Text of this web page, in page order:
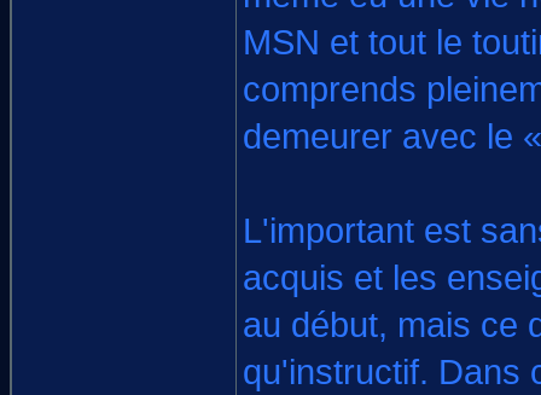
MSN et tout le
comprends
demeurer avec le
L'important est
acquis et les
au début, mais ce
qu'instructif. Dans